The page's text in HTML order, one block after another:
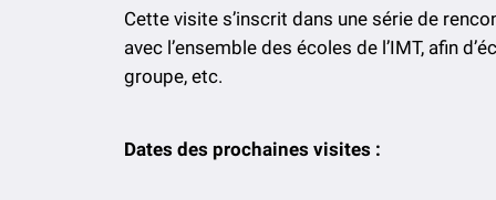
Cette visite s’inscrit dans une série de
avec l’ensemble des écoles de l’IMT, afin
groupe, etc.
Dates des prochaines visites :